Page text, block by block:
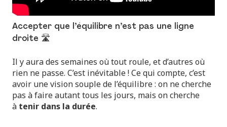
Accepter que l’équilibre n’est pas une ligne
droite 🛣️
Il y aura des semaines où tout roule, et d’autres où
rien ne passe. C’est inévitable ! Ce qui compte, c’est
avoir une vision souple de l’équilibre : on ne cherche
pas à faire autant tous les jours, mais on cherche
à tenir dans la durée.